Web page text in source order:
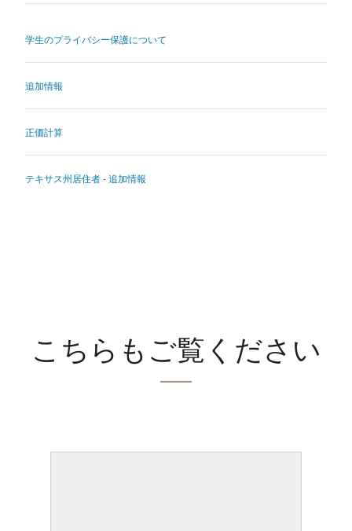
学生のプライバシー保護について
追加情報
正価計算
テキサス州居住者 - 追加情報
こちらもご覧ください